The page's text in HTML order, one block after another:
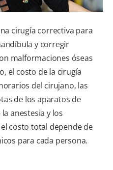
cirugía correctiva para
y corregir
malformaciones óseas
el costo de la cirugía
del cirujano, las
de los aparatos de
anestesia y los
costo total depende de
para cada persona.